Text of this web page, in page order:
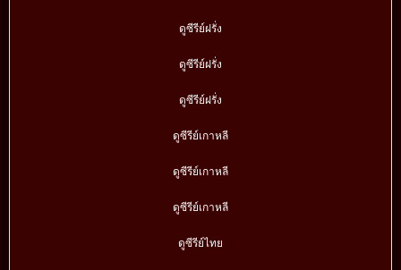
ดูซีรีย์ฝรั่ง
ดูซีรีย์ฝรั่ง
ดูซีรีย์ฝรั่ง
ดูซีรีย์เกาหลี
ดูซีรีย์เกาหลี
ดูซีรีย์เกาหลี
ดูซีรีย์ไทย